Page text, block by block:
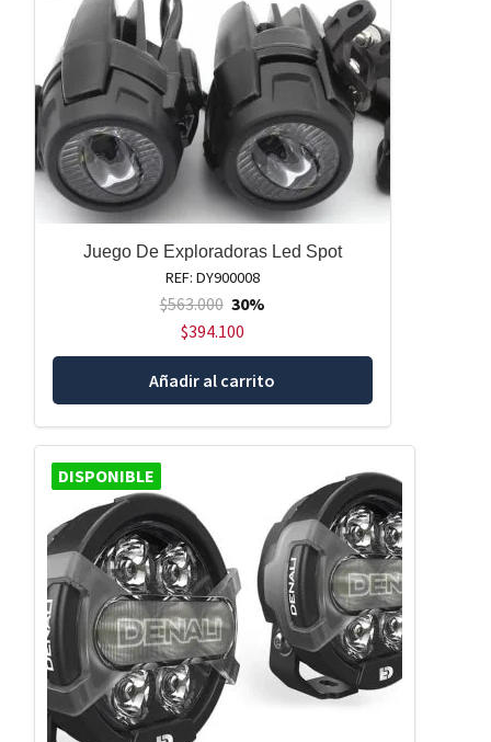
Juego De Exploradoras Led Spot
REF: DY900008
$563.000 30%
$394.100
Añadir al carrito
DISPONIBLE